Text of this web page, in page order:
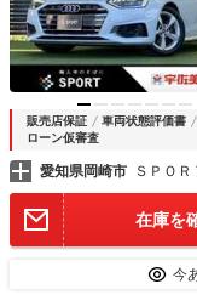
販売店保証 車両状態評価書
ローン仮審査
愛知県岡崎市 ＳＰＯ
在庫を
今